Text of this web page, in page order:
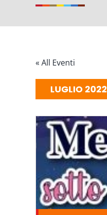
« All Eventi
LUGLIO 2022